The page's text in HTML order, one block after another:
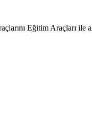
Eğitim Araçları ile